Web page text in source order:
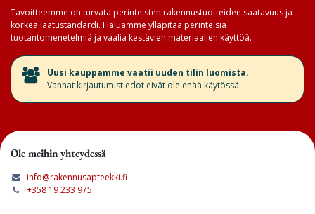
Tavoitteemme on turvata perinteisten rakennustuotteiden saatavuus ja
korkea laatustandardi. Haluamme ylläpitää perinteisiä
tuotantomenetelmiä ja vaalia kestävien materiaalien käyttöä.
​Uusi kauppamme vaatii uuden tilin luomista.
Vanhat kirjautumistiedot eivät ole enää käytössä.
Ole meihin yhteydessä
info@rakennusapteekki.fi
+358 19 233 975